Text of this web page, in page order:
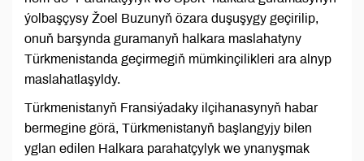
ýolbaşçysy Žoel Buzunyň özara duşuşygy geçirilip,
onuň barşynda guramanyň halkara maslahatyny
Türkmenistanda geçirmegiň mümkinçilikleri ara alnyp
maslahatlaşyldy.
Türkmenistanyň Fransiýadaky ilçihanasynyň habar
bermegine görä, Türkmenistanyň başlangyjy bilen
yglan edilen Halkara parahatçylyk we ynanyşmak